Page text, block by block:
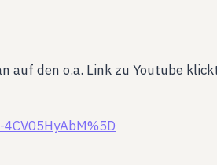
auf den o.a. Link zu Youtube